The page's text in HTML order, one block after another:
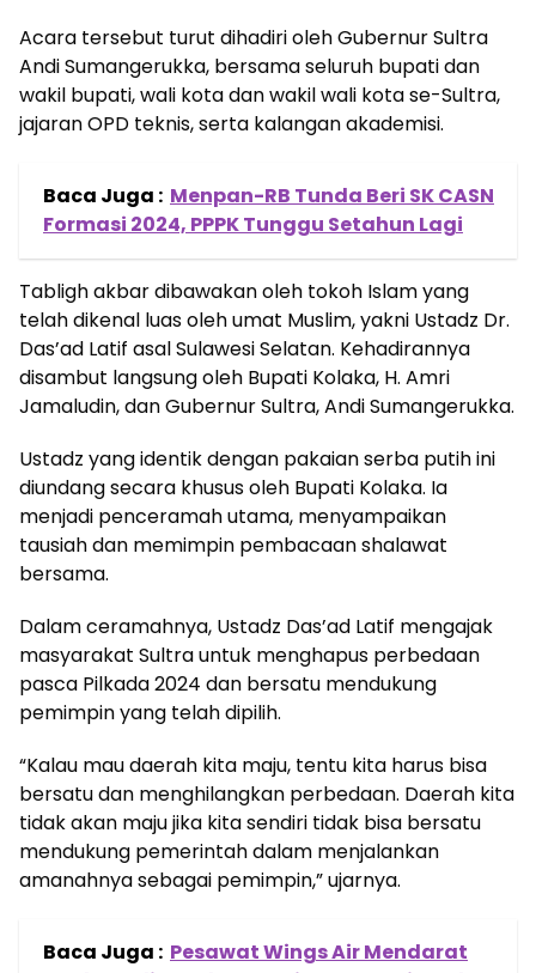
Acara tersebut turut dihadiri oleh Gubernur Sultra
Andi Sumangerukka, bersama seluruh bupati dan
wakil bupati, wali kota dan wakil wali kota se-Sultra,
jajaran OPD teknis, serta kalangan akademisi.
Baca Juga : Menpan-RB Tunda Beri SK CASN
Formasi 2024, PPPK Tunggu Setahun Lagi
Tabligh akbar dibawakan oleh tokoh Islam yang
telah dikenal luas oleh umat Muslim, yakni Ustadz Dr.
Das’ad Latif asal Sulawesi Selatan. Kehadirannya
disambut langsung oleh Bupati Kolaka, H. Amri
Jamaludin, dan Gubernur Sultra, Andi Sumangerukka.
Ustadz yang identik dengan pakaian serba putih ini
diundang secara khusus oleh Bupati Kolaka. Ia
menjadi penceramah utama, menyampaikan
tausiah dan memimpin pembacaan shalawat
bersama.
Dalam ceramahnya, Ustadz Das’ad Latif mengajak
masyarakat Sultra untuk menghapus perbedaan
pasca Pilkada 2024 dan bersatu mendukung
pemimpin yang telah dipilih.
“Kalau mau daerah kita maju, tentu kita harus bisa
bersatu dan menghilangkan perbedaan. Daerah kita
tidak akan maju jika kita sendiri tidak bisa bersatu
mendukung pemerintah dalam menjalankan
amanahnya sebagai pemimpin,” ujarnya.
Baca Juga : Pesawat Wings Air Mendarat